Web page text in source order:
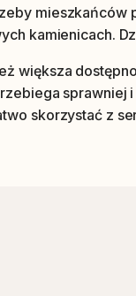
mieszkańców
kamienicach.
większa
skorzystać z